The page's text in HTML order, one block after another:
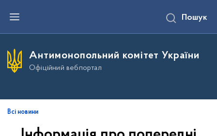
е
и
д
в
Пошук
Антимонопольний комітет України
Офіційний вебпортал
Всі новини